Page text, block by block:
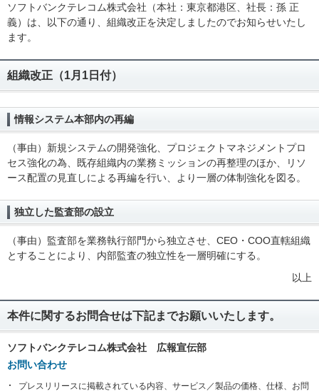
ソフトバンクテレコム株式会社（本社：東京都港区、社長：孫 正
義）は、以下の通り、組織改正を決定しましたのでお知らせいたし
ます。
組織改正（1月1日付）
情報システム本部内の再編
（事由）新規システムの開発強化、プロジェクトマネジメントプロ
セス強化の為、既存組織内の業務ミッションの再整理のほか、リソ
ース配置の見直しによる再編を行い、より一層の体制強化を図る。
独立した監査部の設立
（事由）監査部を業務執行部門から独立させ、CEO・COO直轄組織
とすることにより、内部監査の独立性を一層明確にする。
以上
本件に関するお問合せは下記までお願いいたします。
ソフトバンクテレコム株式会社 広報宣伝部
お問い合わせ
プレスリリースに掲載されている内容、サービス／製品の価格、仕様、お問